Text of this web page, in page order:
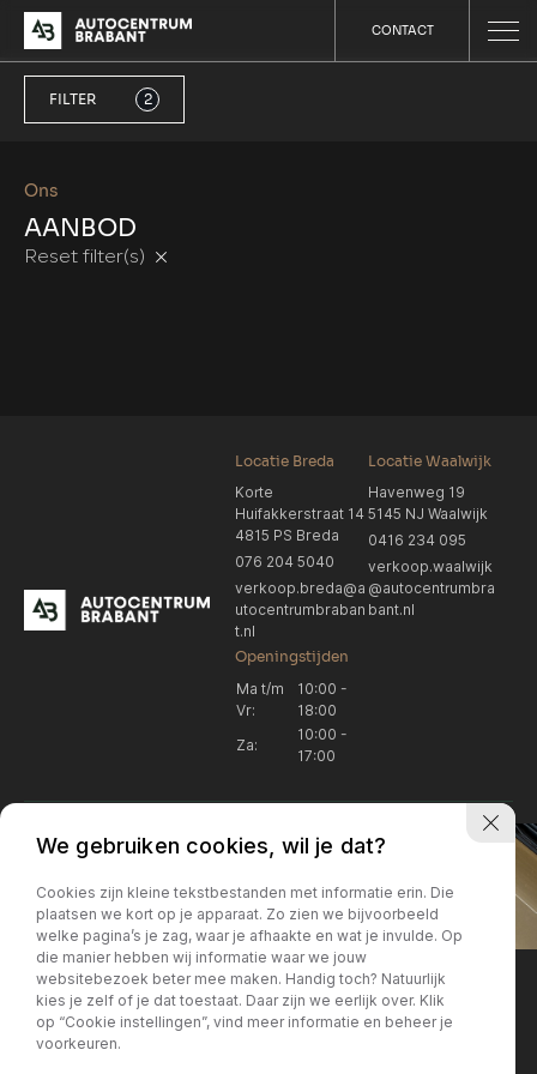
CONTACT
Ons
AANBOD
Reset filter(s)
FILTER 2
Locatie Breda
Korte
Huifakkerstraat 14
4815 PS Breda
076 204 5040
verkoop.breda@a
utocentrumbraban
t.nl
Locatie Waalwijk
Havenweg 19
5145 NJ Waalwijk
0416 234 095
verkoop.waalwijk
@autocentrumbra
bant.nl
Openingstijden
Ma t/m
Vr:
10:00 -
18:00
Za:
10:00 -
17:00
Locatie Breda
076 204 5040
Locatie Breda
verkoop.breda@autocentrum
brabant.nl
Locatie Breda
Korte Huifakkerstraat 14
4815 PS Breda
Locatie Breda
+31 076 204 5040
We gebruiken cookies, wil je dat?
Cookies zijn kleine tekstbestanden met informatie erin. Die
plaatsen we kort op je apparaat. Zo zien we bijvoorbeeld
welke pagina’s je zag, waar je afhaakte en wat je invulde. Op
die manier hebben wij informatie waar we jouw
websitebezoek beter mee maken. Handig toch? Natuurlijk
kies je zelf of je dat toestaat. Daar zijn we eerlijk over. Klik
op “Cookie instellingen”, vind meer informatie en beheer je
voorkeuren.